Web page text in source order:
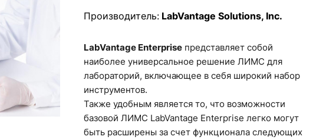
Производитель: LabVantage Solutions, Inc.
LabVantage Enterprise представляет собой
наиболее универсальное решение ЛИМС для
лабораторий, включающее в себя широкий набор
инструментов.
Также удобным является то, что возможности
базовой ЛИМС LabVantage Enterprise легко могут
быть расширены за счет функционала следующих